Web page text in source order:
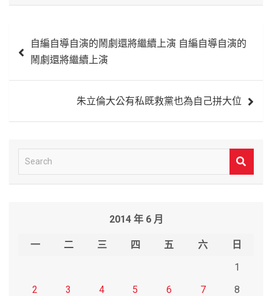
章
自編自導自演的鬧劇還將繼續上演 自編自導自演的
鬧劇還將繼續上演
朱立倫大公有私既救黨也為自己拼大位
e
2014 年 6 月
一 二 三 四 五 六
日
1
2
3 4 5 6 7
8